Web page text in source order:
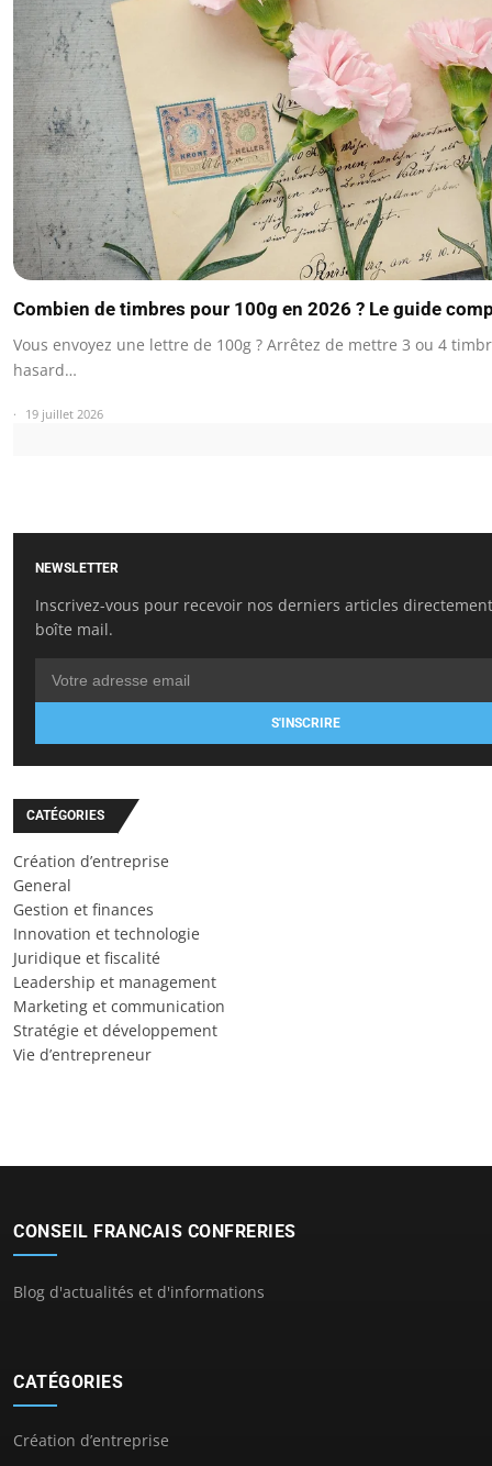
Combien de timbres pour 100g en 2026 ? Le guide
Vous envoyez une lettre de 100g ? Arrêtez de mettre 3 ou 4
hasard…
19 juillet 2026
NEWSLETTER
Inscrivez-vous pour recevoir nos derniers articles
boîte mail.
S'INSCRIRE
CATÉGORIES
Création d’entreprise
General
Gestion et finances
Innovation et technologie
Juridique et fiscalité
Leadership et management
Marketing et communication
Stratégie et développement
Vie d’entrepreneur
CONSEIL FRANCAIS CONFRERIES
Blog d'actualités et d'informations
CATÉGORIES
Création d’entreprise